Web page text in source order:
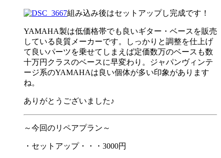
組み込み後はセットアップし完成です！
YAMAHA製は低価格帯でも良いギター・ベースを販売
している良質メーカーです。しっかりと調整を仕上げ
て良いパーツを乗せてしまえば定価数万のベースも数
十万円クラスのベースに早変わり。ジャパンヴィンテ
ージ系のYAMAHAは良い個体が多い印象があります
ね。
ありがとうございました♪
～今回のリペアプラン～
・セットアップ・・・3000円